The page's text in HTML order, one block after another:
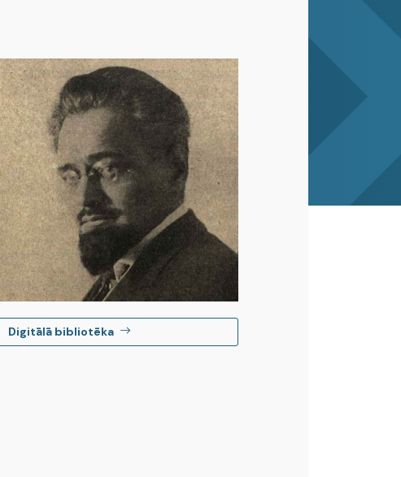
Digitālā bibliotēka